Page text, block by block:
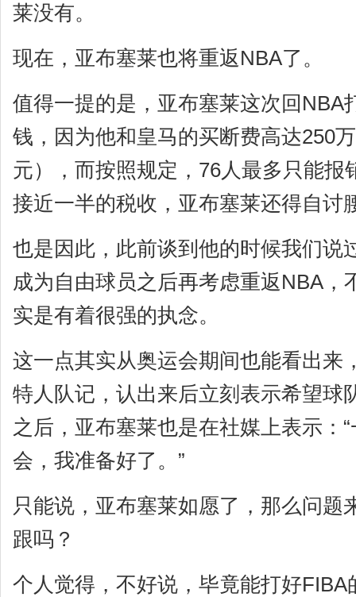
莱没有。
现在，亚布塞莱也将重返NBA了。
值得一提的是，亚布塞莱这次回NBA
钱，因为他和皇马的买断费高达250
元），而按照规定，76人最多只能报
接近一半的税收，亚布塞莱还得自讨
也是因此，此前谈到他的时候我们说
成为自由球员之后再考虑重返NBA，
实是有着很强的执念。
这一点其实从奥运会期间也能看出来
特人队记，认出来后立刻表示希望球
之后，亚布塞莱也是在社媒上表示：
会，我准备好了。”
只能说，亚布塞莱如愿了，那么问题
跟吗？
个人觉得，不好说，毕竟能打好